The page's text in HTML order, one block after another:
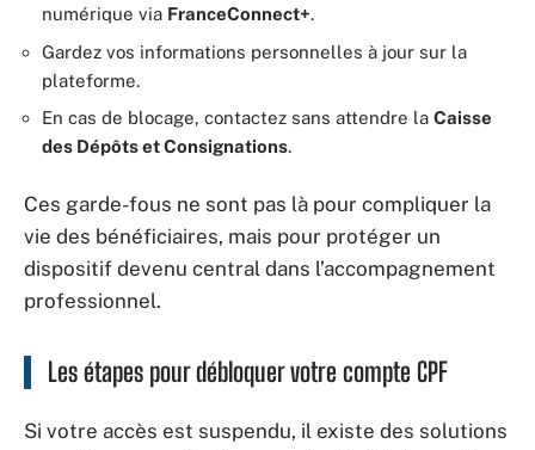
numérique via FranceConnect+.
Gardez vos informations personnelles à jour sur la
plateforme.
En cas de blocage, contactez sans attendre la Caisse
des Dépôts et Consignations.
Ces garde-fous ne sont pas là pour compliquer la
vie des bénéficiaires, mais pour protéger un
dispositif devenu central dans l’accompagnement
professionnel.
Les étapes pour débloquer votre compte CPF
Si votre accès est suspendu, il existe des solutions